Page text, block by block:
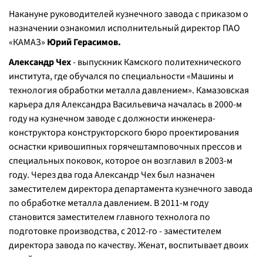
Накануне руководителей кузнечного завода с приказом о
назначении ознакомил исполнительный директор ПАО
«КАМАЗ» Юрий Герасимов.
Александр Чех- выпускник Камского политехнического
института, где обучался по специальности «Машины и
технология обработки металла давлением». Камазовская
карьера для Александра Васильевича началась в 2000-м
году на кузнечном заводе с должности инженера-
конструктора конструкторского бюро проектирования
оснастки кривошипных горячештамповочных прессов и
специальных поковок, которое он возглавил в 2003-м
году. Через два года Александр Чех был назначен
заместителем директора департамента кузнечного завода
по обработке металла давлением. В 2011-м году
становится заместителем главного технолога по
подготовке производства, с 2012-го - заместителем
директора завода по качеству. Женат, воспитывает двоих